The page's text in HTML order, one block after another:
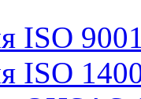
ISO
ISO